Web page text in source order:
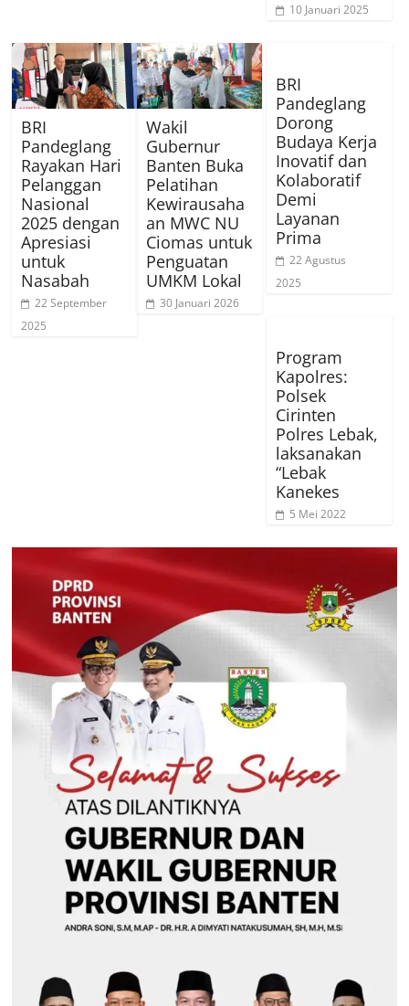
10 Januari 2025
BRI
Pandeglang
Rayakan Hari
Pelanggan
Nasional
2025 dengan
Apresiasi
untuk
Nasabah
22 September
2025
Wakil
Gubernur
Banten Buka
Pelatihan
Kewirausaha
an MWC NU
Ciomas untuk
Penguatan
UMKM Lokal
30 Januari 2026
BRI
Pandeglang
Dorong
Budaya Kerja
Inovatif dan
Kolaboratif
Demi
Layanan
Prima
22 Agustus
2025
Program
Kapolres:
Polsek
Cirinten
Polres Lebak,
laksanakan
“Lebak
Kanekes
5 Mei 2022